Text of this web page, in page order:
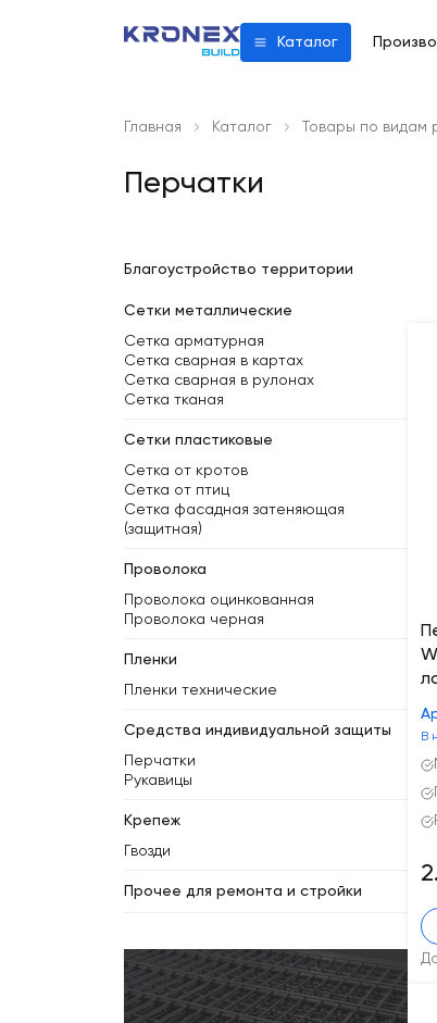
Каталог
Главная Каталог Товары по видам
Перчатки
Благоустройство территории
Сетки металлические
Сетка арматурная
Сетка сварная в картах
Сетка сварная в рулонах
Сетка тканая
Сетки пластиковые
Сетка от кротов
Сетка от птиц
Сетка фасадная затеняющая
(защитная)
Проволока
Проволока оцинкованная
Проволока черная
Пленки
Пленки технические
Средства индивидуальной защиты
Перчатки
Рукавицы
Крепеж
Гвозди
Прочее для ремонта и стройки
В